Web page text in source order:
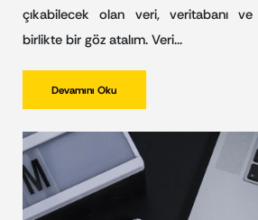
çıkabilecek olan veri, veritabanı ve
birlikte bir göz atalım. Veri…
Devamını Oku